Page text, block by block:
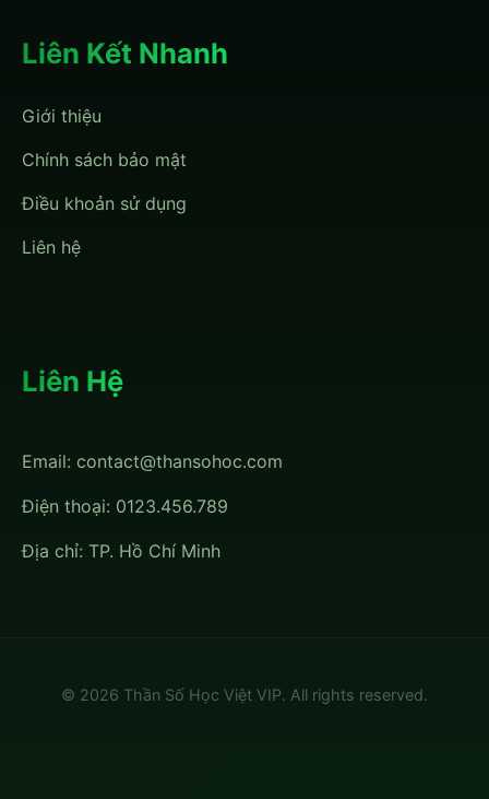
Liên Kết Nhanh
Giới thiệu
Chính sách bảo mật
Điều khoản sử dụng
Liên hệ
Liên Hệ
Email: contact@thansohoc.com
Điện thoại: 0123.456.789
Địa chỉ: TP. Hồ Chí Minh
© 2026 Thần Số Học Việt VIP. All rights reserved.